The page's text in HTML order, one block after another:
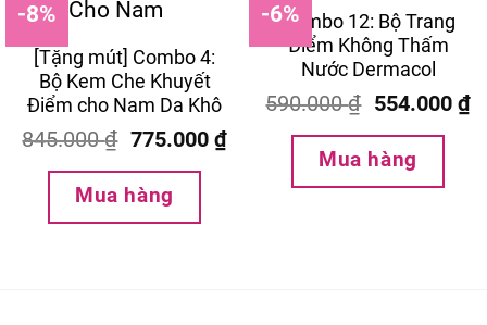
-8%
[Tặng mút] Combo 4:
Bộ Kem Che Khuyết
Điểm cho Nam Da Khô
845.000₫ 775.000 ₫
Mua hàng
-6%Combo 12: Bộ Trang
Điểm Không Thấm
Nước Dermacol
590.000₫ 554.000 ₫
Mua hàng